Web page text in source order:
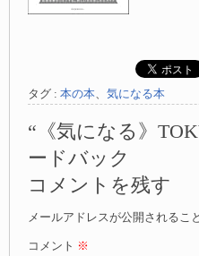
タグ : 本の本、 気になる本
“《気になる》
ードバック
コメントを残す
メールアドレスが公開されるこ
コメント ※